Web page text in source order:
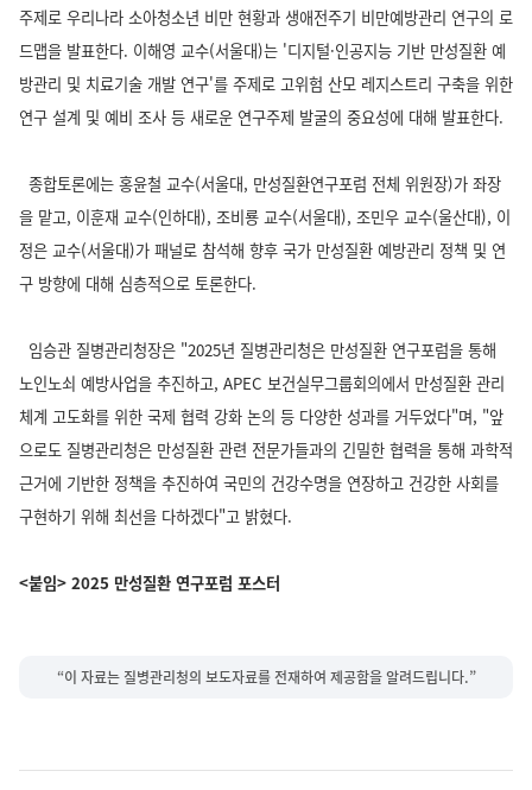
주제로 우리나라 소아청소년 비만 현황과 생애전주기 비만예방관리 연구의 로
드맵을 발표한다. 이해영 교수(서울대)는 '디지털·인공지능 기반 만성질환 예
방관리 및 치료기술 개발 연구'를 주제로 고위험 산모 레지스트리 구축을 위한
연구 설계 및 예비 조사 등 새로운 연구주제 발굴의 중요성에 대해 발표한다.
종합토론에는 홍윤철 교수(서울대, 만성질환연구포럼 전체 위원장)가 좌장
을 맡고, 이훈재 교수(인하대), 조비룡 교수(서울대), 조민우 교수(울산대), 이
정은 교수(서울대)가 패널로 참석해 향후 국가 만성질환 예방관리 정책 및 연
구 방향에 대해 심층적으로 토론한다.
임승관 질병관리청장은 "2025년 질병관리청은 만성질환 연구포럼을 통해
노인노쇠 예방사업을 추진하고, APEC 보건실무그룹회의에서 만성질환 관리
체계 고도화를 위한 국제 협력 강화 논의 등 다양한 성과를 거두었다"며, "앞
으로도 질병관리청은 만성질환 관련 전문가들과의 긴밀한 협력을 통해 과학적
근거에 기반한 정책을 추진하여 국민의 건강수명을 연장하고 건강한 사회를
구현하기 위해 최선을 다하겠다"고 밝혔다.
<붙임> 2025 만성질환 연구포럼 포스터
“이 자료는 질병관리청의 보도자료를 전재하여 제공함을 알려드립니다.”